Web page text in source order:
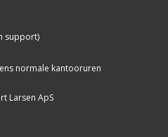
support)
normale kantooruren
Larsen ApS